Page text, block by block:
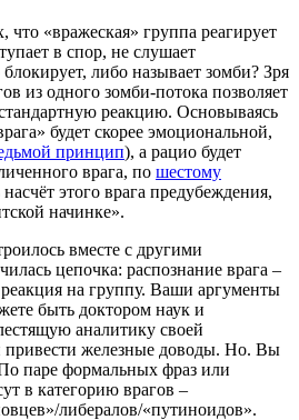
что «вражеская» группа реагирует
в спор, не слушает
либо называет зомби? Зря
из одного зомби-потока позволяет
реакцию. Основываясь
будет скорее эмоциональной,
принцип), а рацио будет
врага, по шестому
этого врага предубеждения,
начинке».
вместе с другими
цепочка: распознание врага –
на группу. Ваши аргументы
быть доктором наук и
аналитику своей
привести железные доводы. Но. Вы
паре формальных фраз или
в категорию врагов –
либералов/«путиноидов».